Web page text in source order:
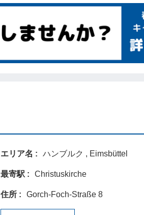
エリア名 ハンブルク , Eimsbüttel
最寄駅 Christuskirche
住所 Gorch-Foch-Straße 8